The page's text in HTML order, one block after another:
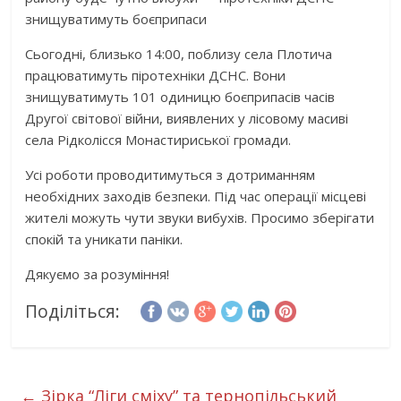
знищуватимуть боєприпаси
Сьогодні, близько 14:00, поблизу села Плотича
працюватимуть піротехніки ДСНС. Вони
знищуватимуть 101 одиницю боєприпасів часів
Другої світової війни, виявлених у лісовому масиві
села Рідколісся Монастириської громади.
Усі роботи проводитимуться з дотриманням
необхідних заходів безпеки. Під час операції місцеві
жителі можуть чути звуки вибухів. Просимо зберігати
спокій та уникати паніки.
Дякуємо за розуміння!
Поділіться:
← Зірка “Ліги сміху” та тернопільський